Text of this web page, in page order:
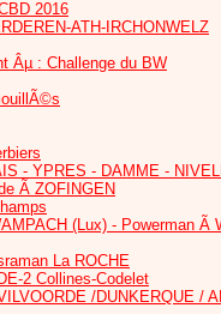
2016
ATH-IRCHONWELZ
Âµ : Challenge du BW
- YPRES - DAMME -
Ã ZOFINGEN
(Lux) - Powerman Ã
La ROCHE
2 Collines-Codelet
/DUNKERQUE /